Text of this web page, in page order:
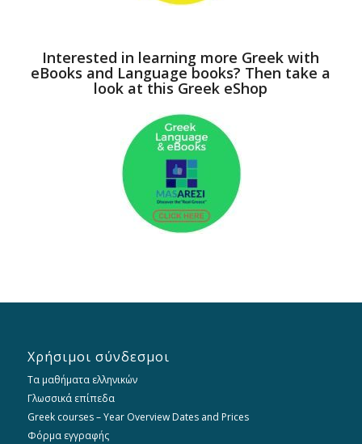
Interested in learning more Greek with
eBooks and Language books? Then take a
look at this Greek eShop
Χρήσιμοι σύνδεσμοι
Τα μαθήματα ελληνικών
Γλωσσικά επίπεδα
Greek courses – Year Overview Dates and Prices
Φόρμα εγγραφής